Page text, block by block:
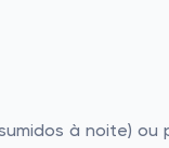
à noite)